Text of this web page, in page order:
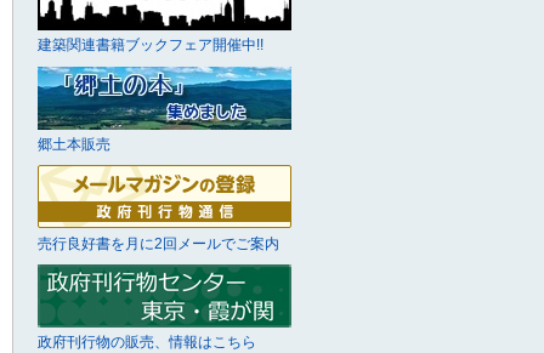
建築関連書籍ブックフェア開催中!!
郷土本販売
売行良好書を月に2回メールでご案内
政府刊行物の販売、情報はこちら